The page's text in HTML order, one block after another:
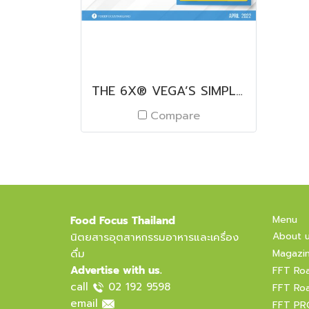
THE 6X® VEGA’S SIMPLE RADAR FORMULA
Compare
Food Focus Thailand
นิตยสารอุตสาหกรรมอาหารและเครื่อง
ดื่ม
Advertise with us.
call
02 192 9598
email
Menu
About
FFT
FFT
FFT